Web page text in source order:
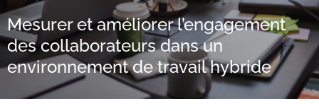
Mesurer et améliorer l’engagement
des collaborateurs dans un
environnement de travail hybride